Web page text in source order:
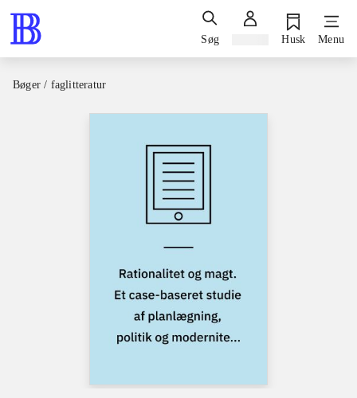
Søg Husk Menu
Bøger / faglitteratur